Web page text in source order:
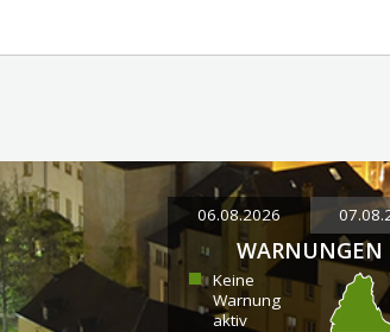
06.08.2026
WARNUNGEN
Keine
Warnung
aktiv